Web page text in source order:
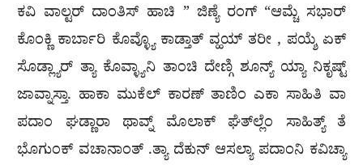
ಕವಿ ವಾಲ್ಟರ್ ದಾಂತಿಸ್ ಹಾಚಿ ” ಜಿಣ್ಯೆ ರಂಗ್ “ಆಮ್ಚೆ ಸಭಾರ್
ಕೊಂಕ್ಣಿ ಕಾರ್ಬಾರಿ ಕೊವ್ಳ್ಯೊ ಕಾಡ್ತಾತ್ ವ್ಹಯ್ ತರೀ , ಪಯ್ಶೆ ಏಕ್
ಸೊಡ್ಲ್ಯಾರ್ ತ್ಯಾ ಕೊವ್ಳ್ಯಾನಿ ತಾಂಚಿ ದೇಣ್ಗಿ ಶೂನ್ಯ್ ಯ್ಯಾ ನಿಕೃಷ್ಟ್
ಜಾವ್ನಾಸ್ತಾ. ಹಾಕಾ ಮುಕೆಲ್ ಕಾರಣ್ ತಾಣಿಂ ಎಕಾ ಸಾಹಿತಿ ವಾ
ಪದಾಂ ಘಡ್ಣಾರಾ ಥಾವ್ನ್ ಮೊಲಾಕ್ ಘೆತ್‍ಲ್ಲೆಂ ಸಾಹಿತ್ಯ್ ತೆ
ಭೊಗುಂಕ್ ವಚಾನಾಂತ್ .ತ್ಯಾ ದೆಕುನ್ ಆಸಲ್ಯಾ ಪದಾಂನಿ ಕವಿಚ್ಯಾ